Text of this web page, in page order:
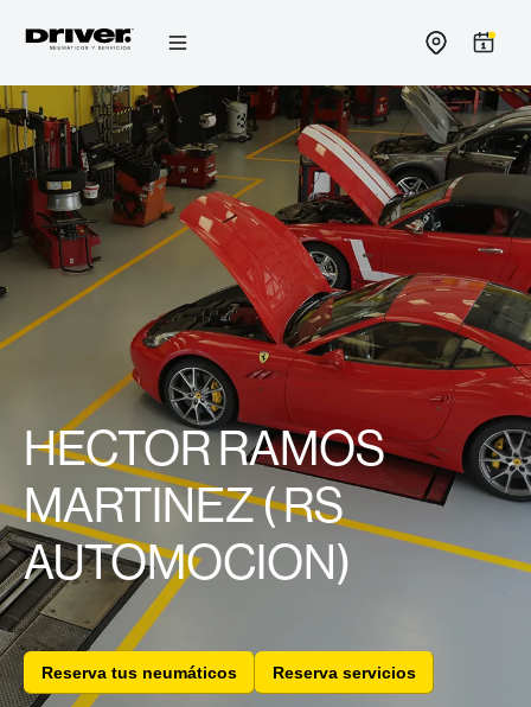
Ir
al
contenido
HECTOR RAMOS
MARTINEZ ( RS
AUTOMOCION)
Reserva tus neumáticos Reserva servicios